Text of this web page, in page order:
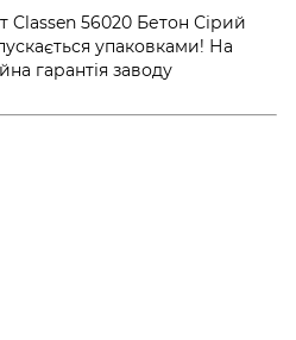
Classen 56020 Бетон Сірий
упаковками! На
гарантія заводу